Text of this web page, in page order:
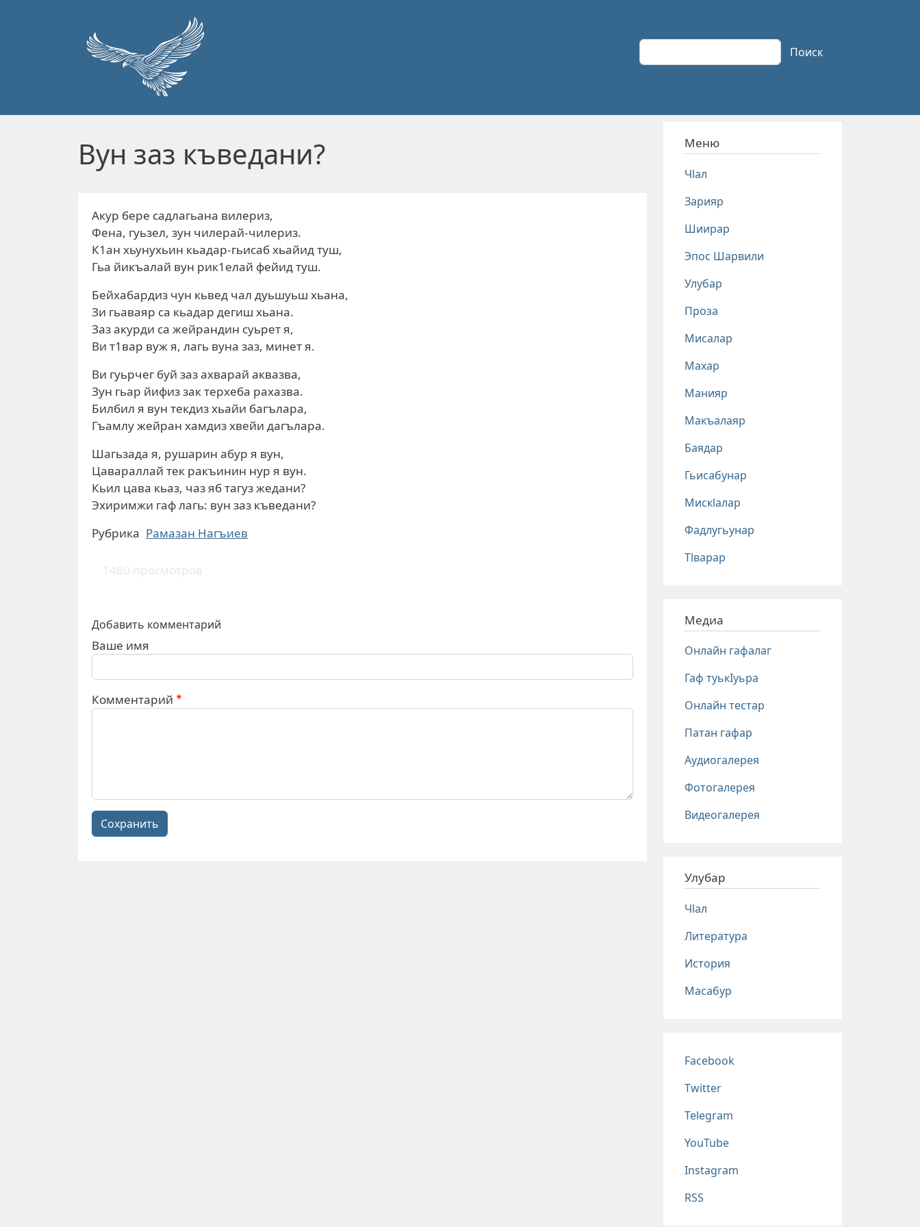
Поиск Поиск
Вун заз къведани?
Акур бере садлагьана вилериз,
Фена, гуьзел, зун чилерай-чилериз.
К1ан хьунухьин кьадар-гьисаб хьайид туш,
Гьа йикъалай вун рик1елай фейид туш.
Бейхабардиз чун кьвед чал дуьшуьш хьана,
Зи гьаваяр са кьадар дегиш хьана.
Заз акурди са жейрандин суьрет я,
Ви т1вар вуж я, лагь вуна заз, минет я.
Ви гуьрчег буй заз ахварай аквазва,
Зун гьар йифиз зак терхеба рахазва.
Билбил я вун текдиз хьайи багълара,
Гъамлу жейран хамдиз хвейи дагълара.
Шагьзада я, рушарин абур я вун,
Цавараллай тек ракъинин нур я вун.
Кьил цава кьаз, чаз яб тагуз жедани?
Эхиримжи гаф лагь: вун заз къведани?
Рубрика Рамазан Нагъиев
1460 просмотров
Добавить комментарий
Ваше имя
Комментарий
Сохранить
Меню
Чlал
Зарияр
Шиирар
Эпос Шарвили
Улубар
Проза
Мисалар
Махар
Манияр
Макъалаяр
Баядар
Гьисабунар
Мискlалар
Фадлугьунар
Тlварар
Медиа
Онлайн гафалаг
Гаф туькIуьра
Онлайн тестар
Патан гафар
Аудиогалерея
Фотогалерея
Видеогалерея
Улубар
Чlал
Литература
История
Масабур
Соц сети
Facebook
Twitter
Telegram
YouTube
Instagram
RSS